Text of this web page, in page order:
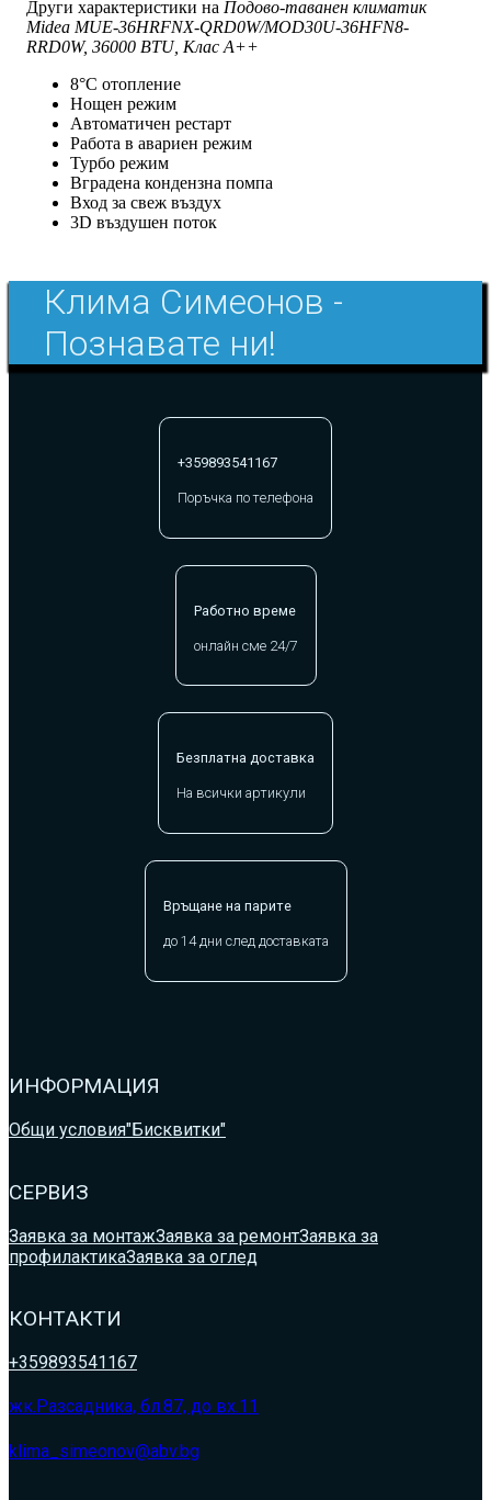
Други характеристики на Подово-таванен климатик
Midea MUE-36HRFNX-QRD0W/MOD30U-36HFN8-
RRD0W, 36000 BTU, Клас A++
8°C отопление
Нощен режим
Автоматичен рестарт
Работа в авариен режим
Турбо режим
Вградена кондензна помпа
Вход за свеж въздух
3D въздушен поток
Клима Симеонов -
Познавате ни!
+359893541167
Поръчка по телефона
Работно време
онлайн сме 24/7
Безплатна доставка
На всички артикули
Връщане на парите
до 14 дни след доставката
ИНФОРМАЦИЯ
Общи условия"Бисквитки"
СЕРВИЗ
Заявка за монтажЗаявка за ремонтЗаявка за
профилактикаЗаявка за оглед
КОНТАКТИ
+359893541167
жк.Разсадника, бл.87, до вх.11
klima_simeonov@abv.bg